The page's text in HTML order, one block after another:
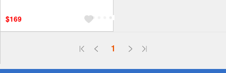
$169
1
偏遠地區配送
得獎公告